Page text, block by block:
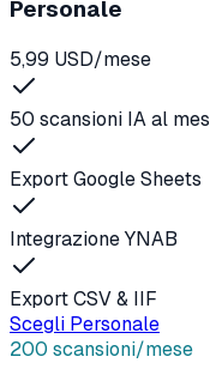
Personale
5,99 USD/mese
50 scansioni IA al
Export Google Sheets
Integrazione YNAB
Export CSV & IIF
Scegli Personale
200 scansioni/mese